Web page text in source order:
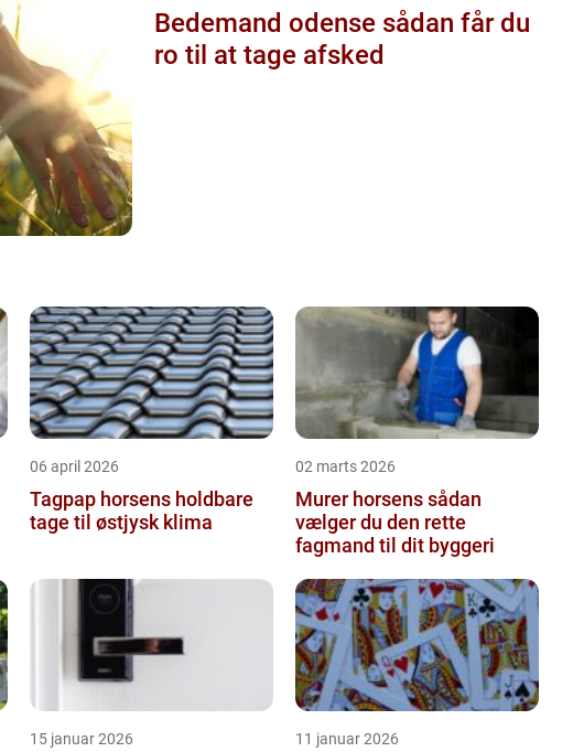
Bedemand odense sådan får du
ro til at tage afsked
06 april 2026
Tagpap horsens holdbare
tage til østjysk klima
02 marts 2026
Murer horsens sådan
vælger du den rette
fagmand til dit byggeri
15 januar 2026 11 januar 2026